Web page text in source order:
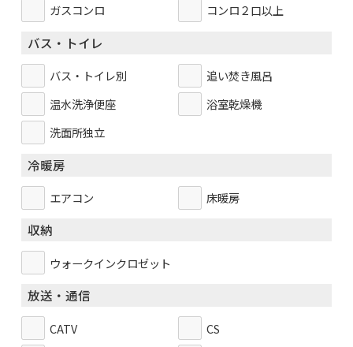
ガスコンロ コンロ２口以上
バス・トイレ
バス・トイレ別
追い焚き風呂
温水洗浄便座
浴室乾燥機
洗面所独立
冷暖房
エアコン 床暖房
収納
ウォークインクロゼット
放送・通信
CATV
CS